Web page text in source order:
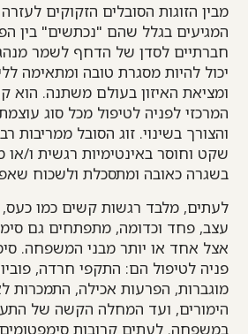
מבין הזוגות הסובלים הזקוקים
המגיעים בגלל שהם "נכתשים" בין
חברתיים לסדן של הדחף לשמר
יכול להיות מסגרת טובה ומתאימה
ומציאת האיזון בעולם משתנה. הוא
המרכזי לפניה לטיפול מכל סוג
והצורך בשינוי. זוג הסובל ממריבות
שקט וחוסר באינטימיות רגשית ו/או
בשגרה כאובה ומתסכלת ולשכוח
לעתים, מלבד רגשות קשים כמו כעס,
עצב, פחד וכדומה, מתפתחים גם
אצל אחד או יותר מבני המשפחה.
פניה לטיפול הם: התקפי חרדה,
מוגברות, הפרעות אכילה, התמכרות
הימורים, ועד המחלה הקשה של
במשפחה. לעתים קרובות